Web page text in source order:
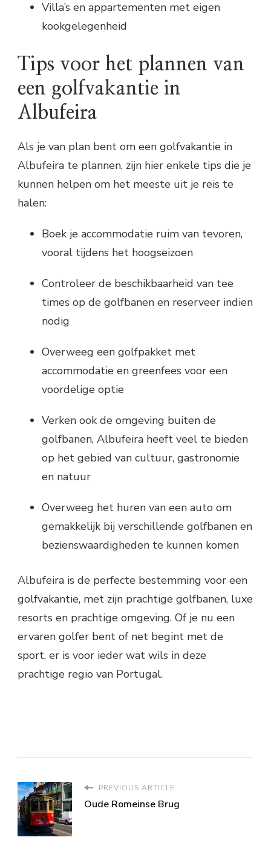
Villa’s en appartementen met eigen
kookgelegenheid
Tips voor het plannen van
een golfvakantie in
Albufeira
Als je van plan bent om een golfvakantie in
Albufeira te plannen, zijn hier enkele tips die je
kunnen helpen om het meeste uit je reis te
halen:
Boek je accommodatie ruim van tevoren,
vooral tijdens het hoogseizoen
Controleer de beschikbaarheid van tee
times op de golfbanen en reserveer indien
nodig
Overweeg een golfpakket met
accommodatie en greenfees voor een
voordelige optie
Verken ook de omgeving buiten de
golfbanen, Albufeira heeft veel te bieden
op het gebied van cultuur, gastronomie
en natuur
Overweeg het huren van een auto om
gemakkelijk bij verschillende golfbanen en
bezienswaardigheden te kunnen komen
Albufeira is de perfecte bestemming voor een
golfvakantie, met zijn prachtige golfbanen, luxe
resorts en prachtige omgeving. Of je nu een
ervaren golfer bent of net begint met de
sport, er is voor ieder wat wils in deze
prachtige regio van Portugal.
PREVIOUS ARTICLE
Oude Romeinse Brug